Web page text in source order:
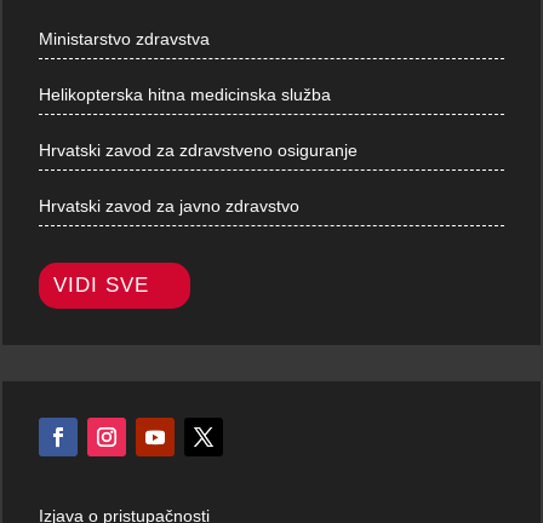
Ministarstvo zdravstva
Helikopterska hitna medicinska služba
Hrvatski zavod za zdravstveno osiguranje
Hrvatski zavod za javno zdravstvo
VIDI SVE
Izjava o pristupačnosti